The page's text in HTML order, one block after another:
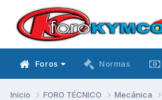
Foros Normas
Inicio FORO TÉCNICO Mecánica